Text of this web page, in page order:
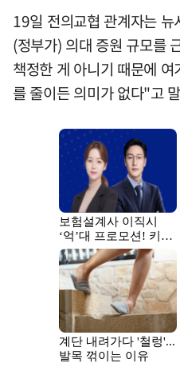
19일 전의교협 관계자는
(정부가) 의대 증원 규모를
책정한 게 아니기 때문에
를 줄이든 의미가 없다"고